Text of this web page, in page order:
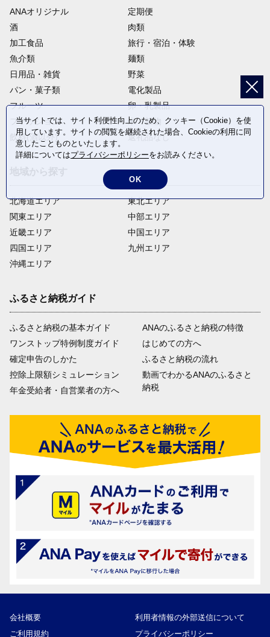
ANAオリジナル
定期便
酒
肉類
加工食品
旅行・宿泊・体験
魚介類
麺類
日用品・雑貨
野菜
パン・菓子類
電化製品
フルーツ
卵・乳製品
ファッション
米・穀物
飲料(酒以外)
返礼品なし
北海道エリア
関東エリア
近畿エリア
四国エリア
沖縄エリア
東北エリア
中部エリア
中国エリア
九州エリア
ふるさと納税ガイド
ふるさと納税の基本ガイド
ワンストップ特例制度ガイド
確定申告のしかた
控除上限額シミュレーション
年金受給者・自営業者の方へ
ANAのふるさと納税の特徴
はじめての方へ
ふるさと納税の流れ
動画でわかるANAのふるさと
納税
会社概要
利用者情報の外部送信について
ご利用規約
プライバシーポリシー
当サイトでは、サイト利便性向上のため、クッキー（Cookie）を使
用しています。サイトの閲覧を継続された場合、Cookieの利用に同
意したことものといたします。
詳細についてはプライバシーポリシーをお読みください。
OK